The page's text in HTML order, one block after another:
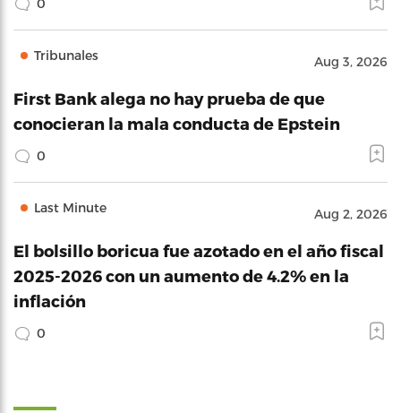
Tribunales Aug 3, 2026
First Bank alega no hay prueba de que
conocieran la mala conducta de Epstein
0
Last Minute Aug 2, 2026
El bolsillo boricua fue azotado en el año fiscal
2025-2026 con un aumento de 4.2% en la
inflación
0